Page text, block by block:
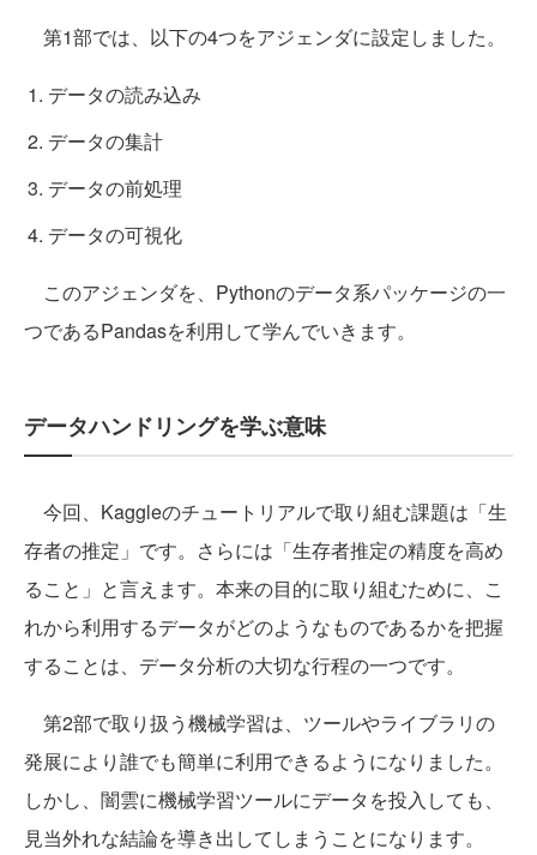
第1部では、以下の4つをアジェンダに設定しました。
データの読み込み
データの集計
データの前処理
データの可視化
このアジェンダを、Pythonのデータ系パッケージの一
つであるPandasを利用して学んでいきます。
データハンドリングを学ぶ意味
今回、Kaggleのチュートリアルで取り組む課題は「生
存者の推定」です。さらには「生存者推定の精度を高め
ること」と言えます。本来の目的に取り組むために、こ
れから利用するデータがどのようなものであるかを把握
することは、データ分析の大切な行程の一つです。
第2部で取り扱う機械学習は、ツールやライブラリの
発展により誰でも簡単に利用できるようになりました。
しかし、闇雲に機械学習ツールにデータを投入しても、
見当外れな結論を導き出してしまうことになります。